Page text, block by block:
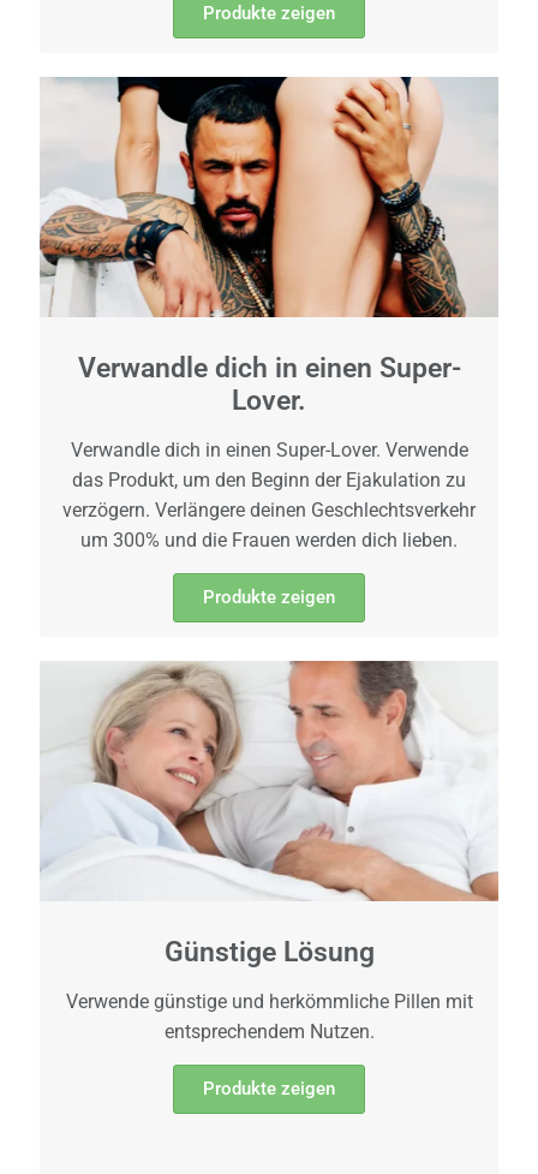
Produkte zeigen
Verwandle dich in einen Super-
Lover.
Verwandle dich in einen Super-Lover. Verwende
das Produkt, um den Beginn der Ejakulation zu
verzögern. Verlängere deinen Geschlechtsverkehr
um 300% und die Frauen werden dich lieben.
Produkte zeigen
Günstige Lösung
Verwende günstige und herkömmliche Pillen mit
entsprechendem Nutzen.
Produkte zeigen